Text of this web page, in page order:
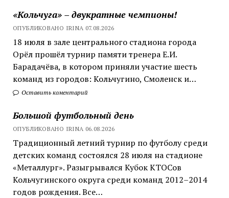
«Кольчуга» – двукратные чемпионы!
ОПУБЛИКОВАНО IRINA 07.08.2026
18 июля в зале центрального стадиона города
Орёл прошёл турнир памяти тренера Е.И.
Барадачёва, в котором приняли участие шесть
команд из городов: Кольчугино, Смоленск и…
Оставить коментарий
Большой футбольный день
ОПУБЛИКОВАНО IRINA 06.08.2026
Традиционный летний турнир по футболу среди
детских команд состоялся 28 июля на стадионе
«Металлург». Разыгрывался Кубок КТОСов
Кольчугинского округа среди команд 2012–2014
годов рождения. Все…